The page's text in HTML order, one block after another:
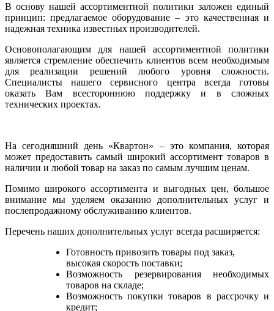
В основу нашей ассортиментной политики заложен единый
принцип: предлагаемое оборудование – это качественная и
надежная техника известных производителей.
Основополагающим для нашей ассортиментной политики
является стремление обеспечить клиентов всем необходимым
для реализации решений любого уровня сложности.
Специалисты нашего сервисного центра всегда готовы
оказать Вам всестороннюю поддержку и в сложных
технических проектах.
На сегодняшний день «Квартон» – это компания, которая
может предоставить самый широкий ассортимент товаров в
наличии и любой товар на заказ по самым лучшим ценам.
Помимо широкого ассортимента и выгодных цен, большое
внимание мы уделяем оказанию дополнительных услуг и
послепродажному обслуживанию клиентов.
Перечень наших дополнительных услуг всегда расширяется:
Готовность привозить товары под заказ,
высокая скорость поставки;
Возможность резервирования необходимых
товаров на складе;
Возможность покупки товаров в рассрочку и
кредит;